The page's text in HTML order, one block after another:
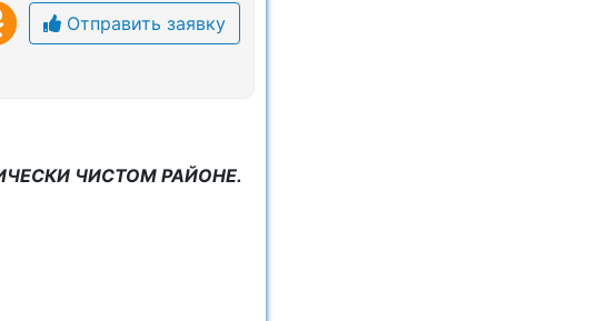
Отправить заявку
ЧИСТОМ РАЙОНЕ.